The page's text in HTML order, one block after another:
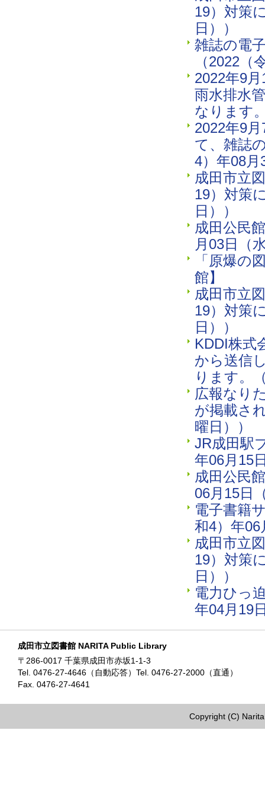
19）対策
日））
雑誌の電
（2022（
2022年9
雨水排水
なります
2022年9
て、雑誌
4）年08月
成田市立
19）対策
日））
成田公民
月03日（
「原爆の
館】
成田市立
19）対策
日））
KDDI株式
から送信
ります。
広報なり
が掲載さ
曜日））
JR成田駅
年06月15
成田公民
06月15日
電子書籍
和4）年06
成田市立
19）対策
日））
電力ひっ
年04月19
成田市立図書館 NARITA Public Library
〒286-0017 千葉県成田市赤坂1-1-3
Tel. 0476-27-4646（自動応答）Tel. 0476-27-2000（直通）
Fax. 0476-27-4641
Copyright (C)